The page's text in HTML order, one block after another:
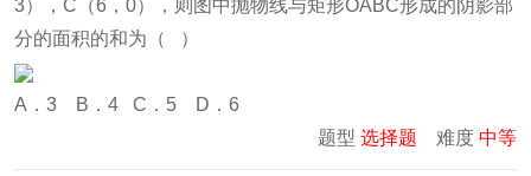
3），C（6，0），则图中抛物线与矩形OABC形成的阴影部
分的面积的和为（ ）
A．3 B．4 C．5 D．6
题型 选择题 难度 中等